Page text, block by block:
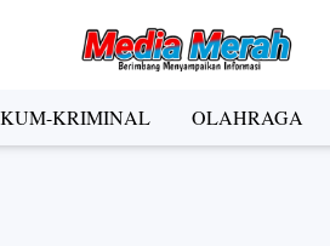
MediaKRIMINAL OLAHRAGA